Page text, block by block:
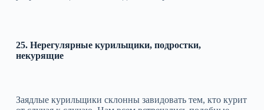
25. Нерегулярные курильщики, подростки,
некурящие
Заядлые курильщики склонны завидовать тем, кто курит